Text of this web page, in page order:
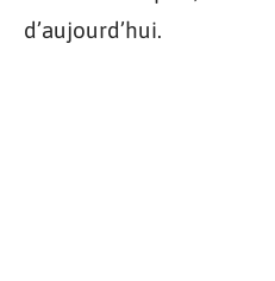
d’aujourd’hui.